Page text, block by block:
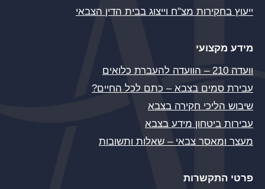
ייעוץ בחקירות מצ"ח וייצוג בבית הדין הצבאי
מידע מקצועי
וועדה 210 – הוועדה להעברת כלואים
עבירת סמים בצבא – כתם לכל החיים?
שיבוש הליכי חקירה בצבא
עבירות ביטחון מידע בצבא
מעצר ומאסר צבאי – שאלות ותשובות
פרטי התקשרות